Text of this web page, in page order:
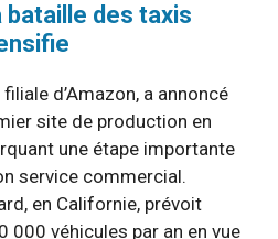
bataille des taxis
d’Amazon, a annoncé
site de production en
une étape importante
service commercial.
en Californie, prévoit
000 véhicules par an en vue